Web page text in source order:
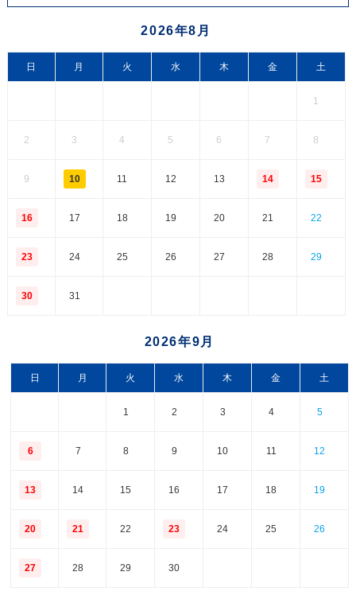
2026年8月
日 月 火 水 木 金 土
1
2 3 4 5 6 7 8
9 10 11 12 13 14 15
16 17 18 19 20 21 22
23 24 25 26 27 28 29
30 31
2026年9月
日 月 火 水 木 金 土
1 2 3 4 5
6 7 8 9 10 11 12
13 14 15 16 17 18 19
20 21 22 23 24 25 26
27 28 29 30